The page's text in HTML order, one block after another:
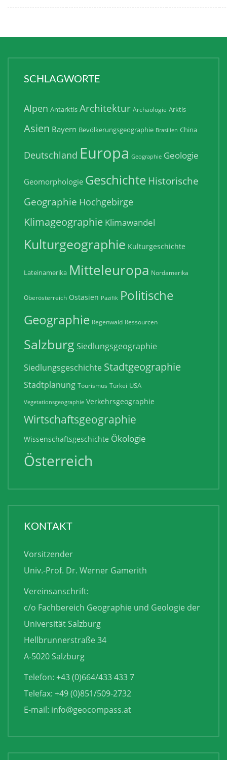
SCHLAGWORTE
Alpen Antarktis Architektur Archäologie Arktis
Asien Bayern Bevölkerungsgeographie Brasilien China
Deutschland Europa Geographie Geologie
Geomorphologie GeschichteHistorische
Geographie Hochgebirge
Klimageographie Klimawandel
Kulturgeographie Kulturgeschichte
Lateinamerika Mitteleuropa Nordamerika
Oberösterreich Ostasien Pazifik Politische
Geographie Regenwald Ressourcen
Salzburg Siedlungsgeographie
Siedlungsgeschichte Stadtgeographie
Stadtplanung Tourismus Türkei USA
Vegetationsgeographie Verkehrsgeographie
Wirtschaftsgeographie
Wissenschaftsgeschichte Ökologie
Österreich
KONTAKT
Vorsitzender
Univ.-Prof. Dr. Werner Gamerith
Vereinsanschrift:
c/o Fachbereich Geographie und Geologie der
Universität Salzburg
Hellbrunnerstraße 34
A-5020 Salzburg
Telefon: +43 (0)664/433 433 7
Telefax: +49 (0)851/509-2732
E-mail: info@geocompass.at